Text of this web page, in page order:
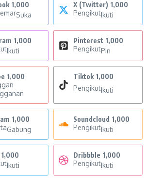
1,000
Suka
X (Twitter) 1,000
PengikutIkuti
1,000
Ikuti
Pinterest 1,000
PengikutPin
1,000
Tiktok 1,000
PengikutIkuti
1,000
Gabung
Soundcloud 1,000
PengikutIkuti
1,000
Ikuti
Dribbble 1,000
PengikutIkuti